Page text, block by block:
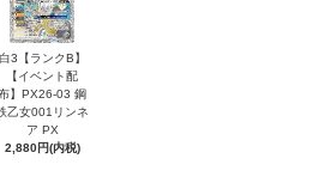
白3【ランクB】
【イベント配
】PX26-03 鋼
乙女001リンネ
ア PX
2,880円(内税)